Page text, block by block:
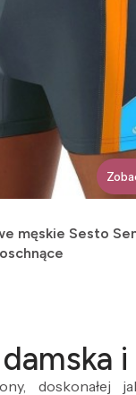
męskie Sesto
doskonałej